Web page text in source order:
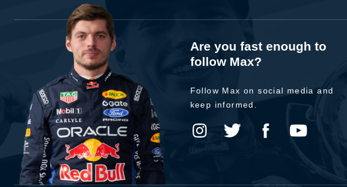
Are you fast enough to
follow Max?
Follow Max on social media and
keep informed.